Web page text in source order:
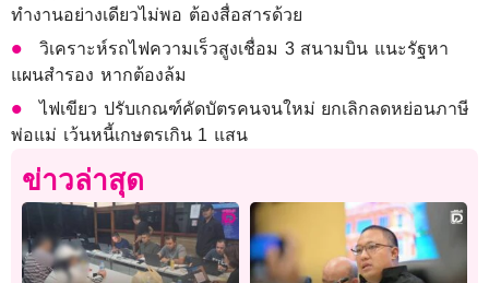
ทำงานอย่างเดียวไม่พอ ต้องสื่อสารด้วย
วิเคราะห์รถไฟความเร็วสูงเชื่อม 3 สนามบิน แนะรัฐหา
แผนสำรอง หากต้องล้ม
ไฟเขียว ปรับเกณฑ์คัดบัตรคนจนใหม่ ยกเลิกลดหย่อนภาษี
พ่อแม่ เว้นหนี้เกษตรเกิน 1 แสน
ข่าวล่าสุด